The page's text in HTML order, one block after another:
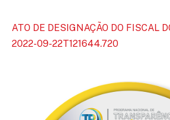
ATO DE DESIGNAÇÃO DO FISCAL
2022-09-22T121644.720